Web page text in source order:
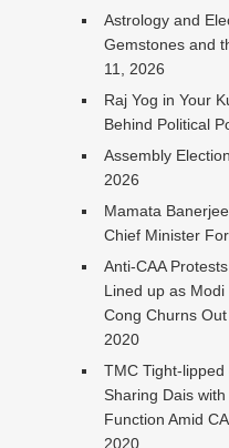
Astrology and
Gemstones and
11, 2026
Raj Yog in Your
Behind Political
Assembly
2026
Mamata
Chief Minister
Anti-CAA
Lined up as Modi
Cong Churns
2020
TMC Tight-
Sharing Dais
Function Amid
2020